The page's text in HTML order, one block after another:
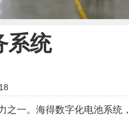
系统
一。海得数字化电池系统